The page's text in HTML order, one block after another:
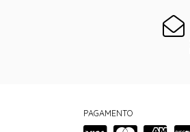
PAGAMENTO